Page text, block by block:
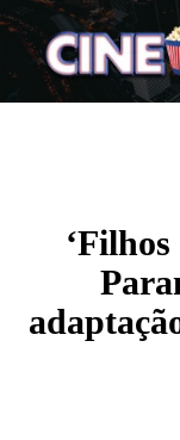
‘Filhos